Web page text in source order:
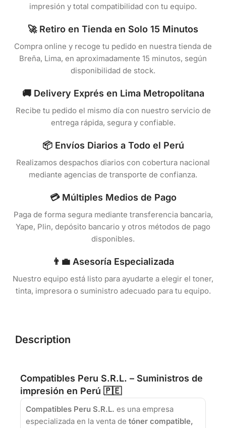
impresión y total compatibilidad con tu equipo.
🚀 Retiro en Tienda en Solo 15 Minutos
Compra online y recoge tu pedido en nuestra tienda de
Breña, Lima, en aproximadamente 15 minutos, según
disponibilidad de stock.
🚚 Delivery Exprés en Lima Metropolitana
Recibe tu pedido el mismo día con nuestro servicio de
entrega rápida, segura y confiable.
📦 Envíos Diarios a Todo el Perú
Realizamos despachos diarios con cobertura nacional
mediante agencias de transporte de confianza.
💳 Múltiples Medios de Pago
Paga de forma segura mediante transferencia bancaria,
Yape, Plin, depósito bancario y otros métodos de pago
disponibles.
👨‍💼 Asesoría Especializada
Nuestro equipo está listo para ayudarte a elegir el toner,
tinta, impresora o suministro adecuado para tu equipo.
Description
Compatibles Peru S.R.L. – Suministros de
impresión en Perú 🇵🇪
Compatibles Peru S.R.L. es una empresa
especializada en la venta de tóner compatible,